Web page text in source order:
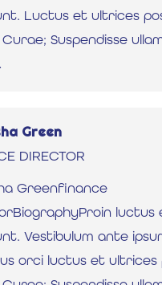
Luctus et ultrices
Suspendisse
Green
DIRECTOR
Greenfinance
luctus
Vestibulum ante
orci luctus et ultrices